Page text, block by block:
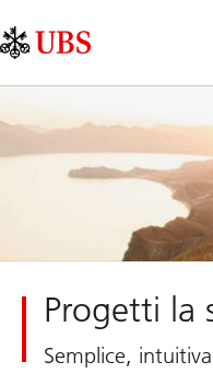
Links
Area
Progetti la
Semplice,